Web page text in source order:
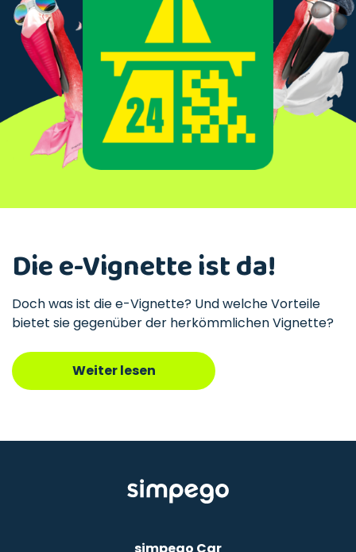
Die e-Vignette ist da!
Doch was ist die e-Vignette? Und welche Vorteile
bietet sie gegenüber der herkömmlichen Vignette?
Weiter lesen